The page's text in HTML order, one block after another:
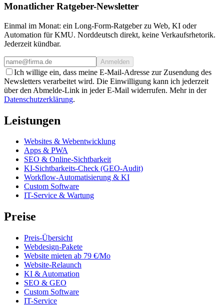
Monatlicher Ratgeber-Newsletter
Einmal im Monat: ein Long-Form-Ratgeber zu Web, KI oder
Automation für KMU. Norddeutsch direkt, keine Verkaufsrhetorik.
Jederzeit kündbar.
Anmelden
Ich willige ein, dass meine E-Mail-Adresse zur Zusendung des
Newsletters verarbeitet wird. Die Einwilligung kann ich jederzeit
über den Abmelde-Link in jeder E-Mail widerrufen. Mehr in der
Datenschutzerklärung.
Leistungen
Websites & Webentwicklung
Apps & PWA
SEO & Online-Sichtbarkeit
KI-Sichtbarkeits-Check (GEO-Audit)
Workflow-Automatisierung & KI
Custom Software
IT-Service & Wartung
Preise
Preis-Übersicht
Webdesign-Pakete
Website mieten ab 79 €/Mo
Website-Relaunch
KI & Automation
SEO & GEO
Custom Software
IT-Service